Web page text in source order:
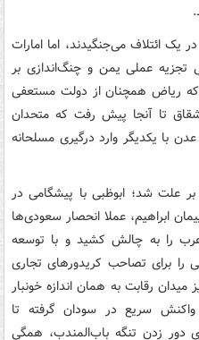
یک ائتلاف می‌جنگیدند، اما امارات
تجزیه عملی یمن و چنگ‌اندازی بر
که ریاض همچنان از دولت مستعفی
تا آنجا پیش رفت که متحدان
با یکدیگر وارد درگیری مسلحانه
علت شد؛ ابوظبی با پیشگامی در
ابراهیم، عملا انحصار سعودی‌ها
را به چالش کشید و با توسعه
را برای تصاحب کریدورهای تجاری
میدان رقابت به همان اندازه خونبار
واکنش سریع در سودان گرفته تا
دور زدن تنگه باب‌المندب، همگی